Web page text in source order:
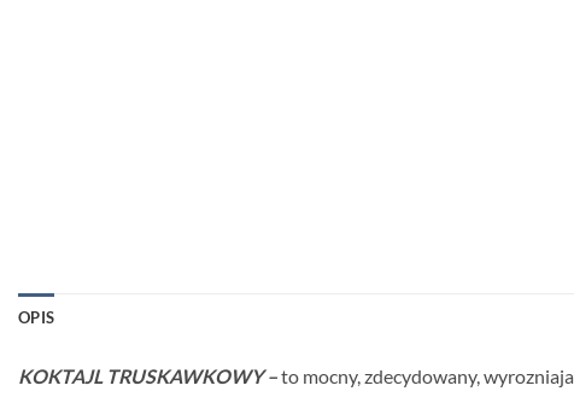
OPIS
KOKTAJL TRUSKAWKOWY –to mocny, zdecydowany,